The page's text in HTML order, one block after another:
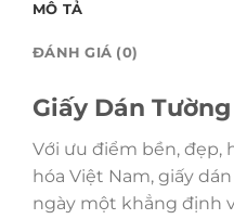
MÔ TẢ
ĐÁNH GIÁ (0)
Giấy Dán
Với ưu điểm bền, đẹp,
hóa Việt Nam, giấy
ngày một khẳng định